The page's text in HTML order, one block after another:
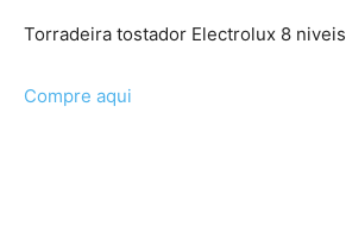
Torradeira tostador Electrolux 8 niveis
Compre aqui